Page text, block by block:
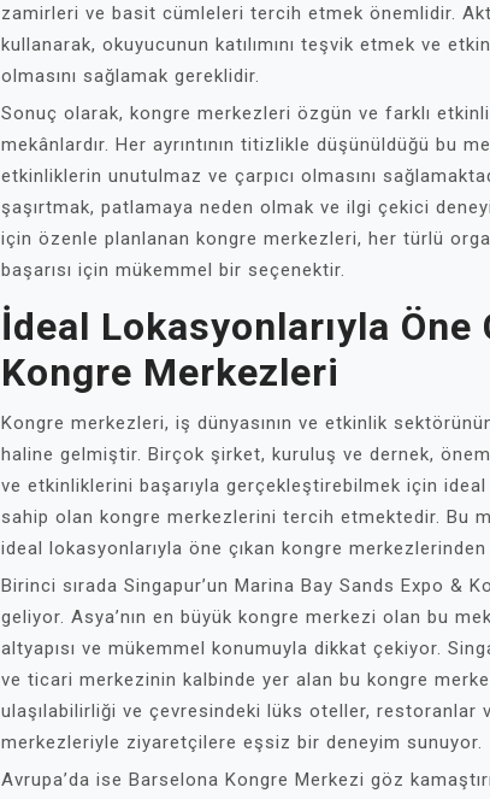
zamirleri ve basit cümleleri tercih etmek önemlidir.
kullanarak, okuyucunun katılımını teşvik etmek ve
olmasını sağlamak gereklidir.
Sonuç olarak, kongre merkezleri özgün ve farklı
mekânlardır. Her ayrıntının titizlikle düşünüldüğü bu
etkinliklerin unutulmaz ve çarpıcı olmasını
şaşırtmak, patlamaya neden olmak ve ilgi çekici
için özenle planlanan kongre merkezleri, her türlü
başarısı için mükemmel bir seçenektir.
İdeal Lokasyonlarıyla Öne
Kongre Merkezleri
Kongre merkezleri, iş dünyasının ve etkinlik
haline gelmiştir. Birçok şirket, kuruluş ve dernek,
ve etkinliklerini başarıyla gerçekleştirebilmek için
sahip olan kongre merkezlerini tercih etmektedir. Bu
ideal lokasyonlarıyla öne çıkan kongre
Birinci sırada Singapur’un Marina Bay Sands Expo &
geliyor. Asya’nın en büyük kongre merkezi olan bu
altyapısı ve mükemmel konumuyla dikkat çekiyor.
ve ticari merkezinin kalbinde yer alan bu kongre
ulaşılabilirliği ve çevresindeki lüks oteller, restoranlar
merkezleriyle ziyaretçilere eşsiz bir deneyim sunuyor.
Avrupa’da ise Barselona Kongre Merkezi göz